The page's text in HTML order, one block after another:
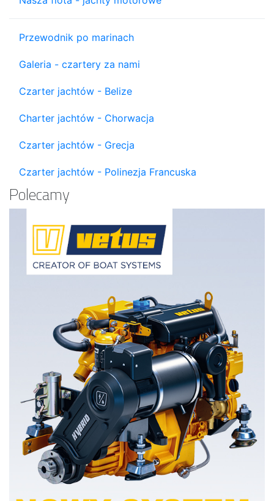
Przewodnik po marinach
Galeria - czartery za nami
Czarter jachtów - Belize
Charter jachtów - Chorwacja
Czarter jachtów - Grecja
Czarter jachtów - Polinezja Francuska
Polecamy